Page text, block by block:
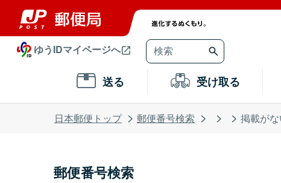
ゆうIDマイページへ
送る 受け取る
日本郵便トップ 郵便番号検索 掲載が
郵便番号検索